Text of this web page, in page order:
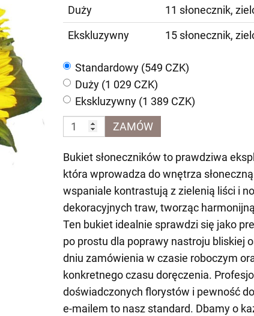
Duży
11 słonecznik,
Ekskluzywny
15 słonecznik,
Standardowy (549 CZK)
Duży (1 029 CZK)
Ekskluzywny (1 389 CZK)
ZAMÓW
Bukiet słoneczników to prawdziwa
która wprowadza do wnętrza
wspaniale kontrastują z zielenią liści i
dekoracyjnych traw, tworząc
Ten bukiet idealnie sprawdzi się jako
po prostu dla poprawy nastroju bliskiej
dniu zamówienia w czasie roboczym
konkretnego czasu doręczenia.
doświadczonych florystów i pewność
e-mailem to nasz standard. Dbamy o